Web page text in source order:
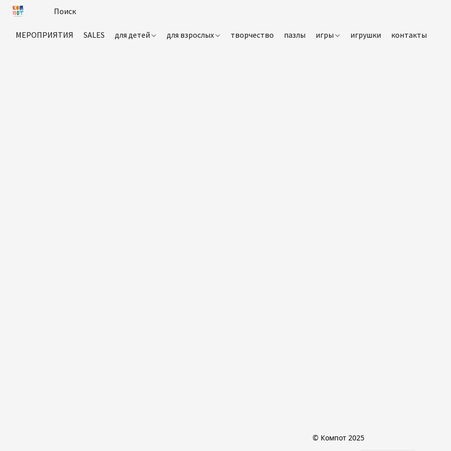
МЕРОПРИЯТИЯ SALES для детей для взрослых творчество пазлы игры игрушки контакты
© Компот 2025